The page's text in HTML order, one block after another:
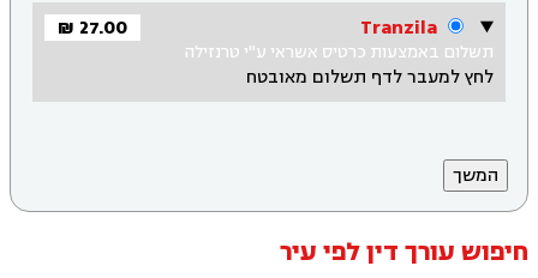
Tranzila
27.00 ₪
תשלום באמצעות כרטיס אשראי ע"י טרנזילה
לחץ למעבר לדף תשלום מאובטח
חיפוש עורך דין לפי עיר